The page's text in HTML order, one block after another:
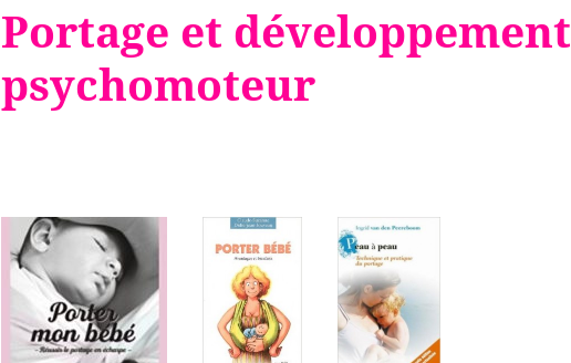
Portage et développement
psychomoteur